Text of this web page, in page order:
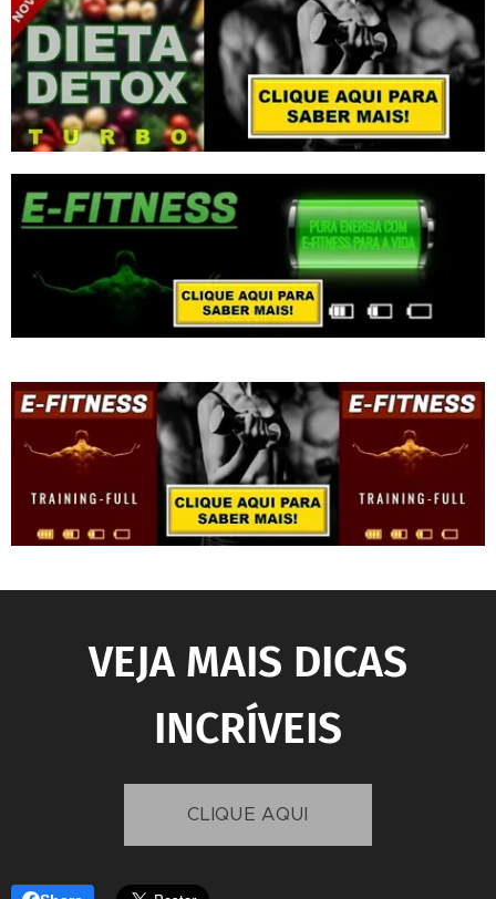
VEJA MAIS DICAS
INCRÍVEIS
CLIQUE AQUI